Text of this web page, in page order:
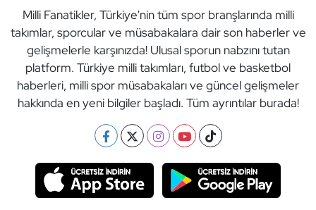
Milli Fanatikler, Türkiye'nin tüm spor branşlarında milli
takımlar, sporcular ve müsabakalara dair son haberler ve
gelişmelerle karşınızda! Ulusal sporun nabzını tutan
platform. Türkiye milli takımları, futbol ve basketbol
haberleri, milli spor müsabakaları ve güncel gelişmeler
hakkında en yeni bilgiler başladı. Tüm ayrıntılar burada!